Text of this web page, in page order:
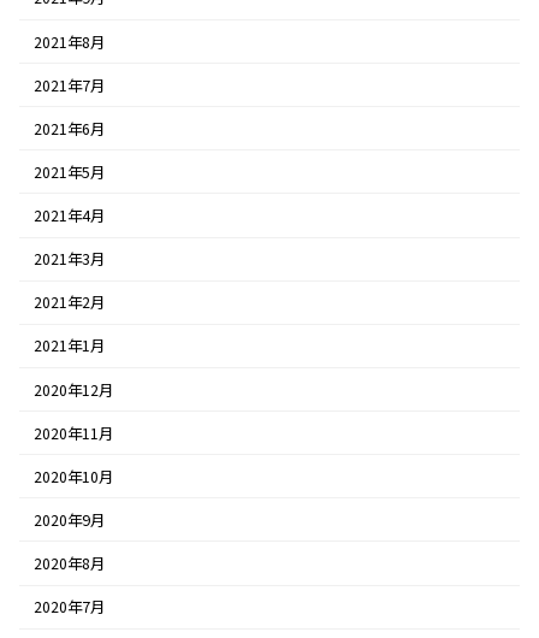
2021年8月
2021年7月
2021年6月
2021年5月
2021年4月
2021年3月
2021年2月
2021年1月
2020年12月
2020年11月
2020年10月
2020年9月
2020年8月
2020年7月